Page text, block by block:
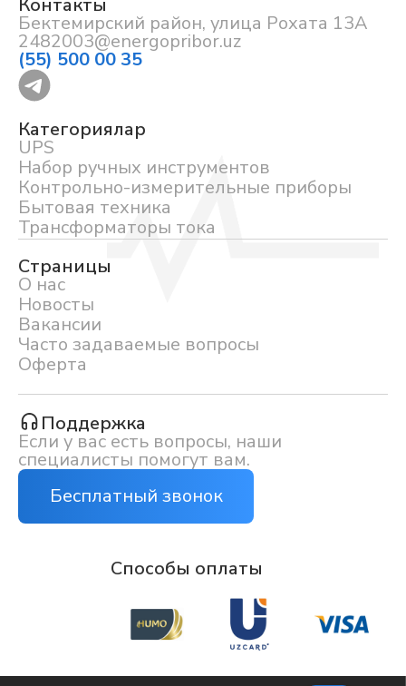
Бектемирский район, улица Рохата 13А
2482003@energopribor.uz
(55) 500 00 35
Категориялар
UPS
Набор ручных инструментов
Контрольно-измерительные приборы
Бытовая техника
Трансформаторы тока
Страницы
О нас
Новосты
Вакансии
Часто задаваемые вопросы
Оферта
Поддержка
Если у вас есть вопросы, наши
специалисты помогут вам.
Бесплатный звонок
Способы оплаты